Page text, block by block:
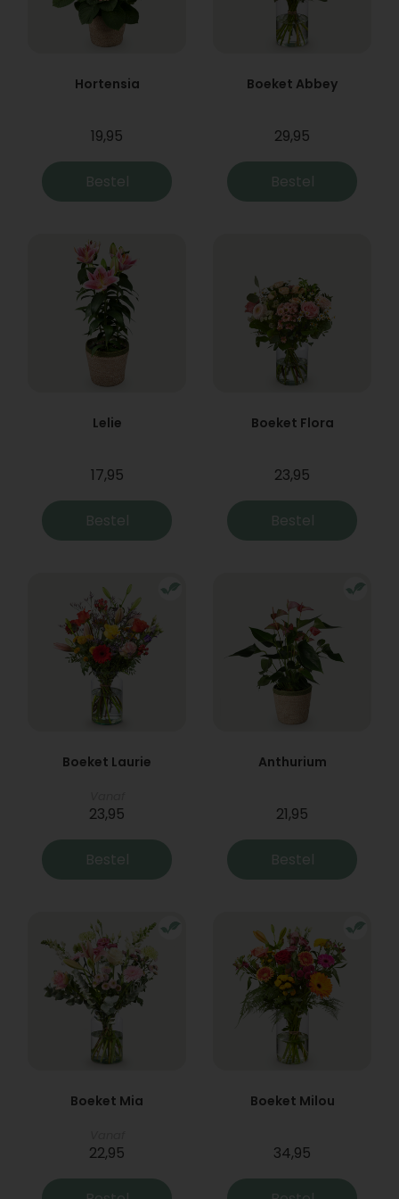
Hortensia
19,95
Bestel
Boeket Abbey
29,95
Bestel
Lelie
17,95
Bestel
Boeket Flora
23,95
Bestel
Boeket Laurie
23,95
Bestel
Anthurium
21,95
Bestel
Boeket Mia
22,95
Boeket Milou
34,95